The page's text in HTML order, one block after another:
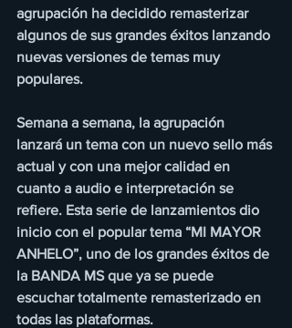
agrupación ha decidido remasterizar
algunos de sus grandes éxitos lanzando
nuevas versiones de temas muy
populares.
Semana a semana, la agrupación
lanzará un tema con un nuevo sello más
actual y con una mejor calidad en
cuanto a audio e interpretación se
refiere. Esta serie de lanzamientos dio
inicio con el popular tema “MI MAYOR
ANHELO”, uno de los grandes éxitos de
la BANDA MS que ya se puede
escuchar totalmente remasterizado en
todas las plataformas.